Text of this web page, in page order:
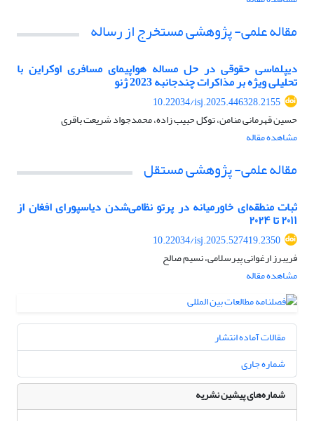
مقاله علمی- پژوهشی مستخرج از رساله
دیپلماسی حقوقی در حل مساله هواپیمای مسافری اوکراین با
تحلیلی ویژه بر مذاکرات چندجانبه 2023 ژنو
10.22034/isj.2025.446328.2155
حسین قهرمانی منامن، توکل حبیب زاده، محمدجواد شریعت باقری
مشاهده مقاله
مقاله علمی- پژوهشی مستقل
ثبات منطقه‌ای خاورمیانه در پرتو نظامی‌شدن دیاسپورای افغان از
۲۰۱۱ تا ۲۰۲۴
10.22034/isj.2025.527419.2350
فریبرز ارغوانی پیرسلامی، نسیم صالح
مشاهده مقاله
مقالات آماده انتشار
شماره جاری
شماره‌های پیشین نشریه